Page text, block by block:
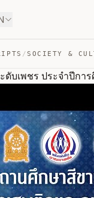
/SOCIETY &
ดับเพชร ประจำปีก